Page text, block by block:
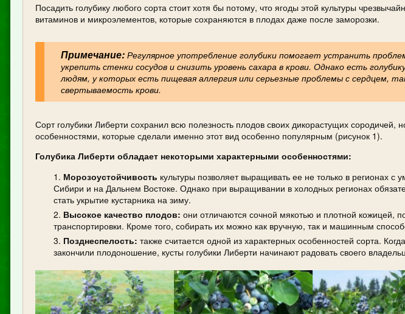
Посадить голубику любого сорта стоит хотя бы потому, что ягоды этой культуры
витаминов и микроэлементов, которые сохраняются в плодах даже после заморозки.
Примечание: Регулярное употребление голубики помогает устранить
укрепить стенки сосудов и снизить уровень сахара в крови. Однако есть
людям, у которых есть пищевая аллергия или серьезные проблемы с сердцем,
свертываемость крови.
Сорт голубики Либерти сохранил всю полезность плодов своих дикорастущих сородичей,
особенностями, которые сделали именно этот вид особенно популярным (рисунок 1).
Голубика Либерти обладает некоторыми характерными особенностями:
Морозоустойчивость культуры позволяет выращивать ее не только в регионах
Сибири и на Дальнем Востоке. Однако при выращивании в холодных регионах
стать укрытие кустарника на зиму.
Высокое качество плодов: они отличаются сочной мякотью и плотной кожицей,
транспортировки. Кроме того, собирать их можно как вручную, так и машинным
Позднеспелость: также считается одной из характерных особенностей сорта.
закончили плодоношение, кусты голубики Либерти начинают радовать своего